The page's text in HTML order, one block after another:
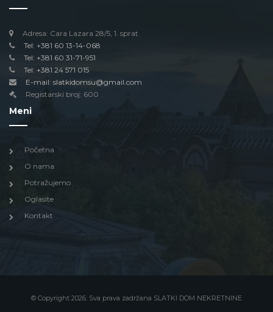
Adresa: Cara Lazara 28/5, 1. sprat
Tel: +381 60 13-14-068
Tel: +381 60 31-71-951
Tel: +381 24 571 015
E-mail: slatkidomsu@gmail.com
Registarski broj: 600
Meni
Početna
O nama
Potražujemo
Oglasite
Kontakt
© Copyright 2026. Sva prava zadržana SLATKI DOM NEKRETNINE